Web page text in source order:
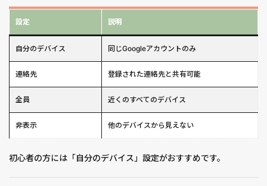
設定 説明
自分のデバイス 同じGoogleアカウントのみ
連絡先 登録された連絡先と共有可能
全員 近くのすべてのデバイス
非表示 他のデバイスから見えない
初心者の方には「自分のデバイス」設定がおすすめです。